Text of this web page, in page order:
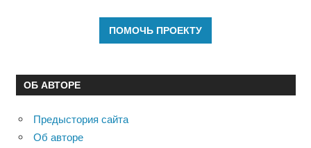
ОБ АВТОРЕ
Предыстория сайта
Об авторе